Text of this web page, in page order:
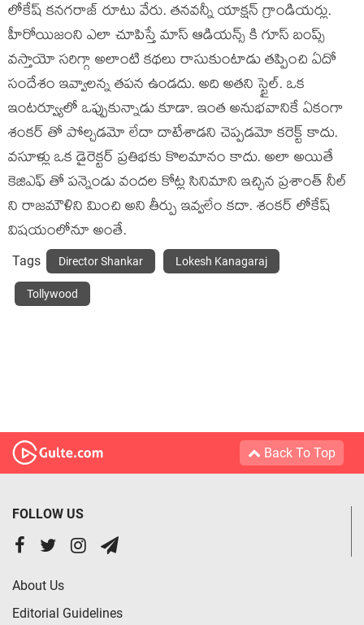
లోకేష్ కనగరాజ్ రూటు వేరు. తనవన్నీ యాక్షన్ గ్రాండియర్లు.
హీరోయిజంని ఎలా చూపిస్తే మాస్ ఆడియన్స్ కి గూస్ బంప్స్
వస్తాయో సరిగ్గా అలాంటి కథలు రాసుకుంటాడు తప్పించి ఏదో
సందేశం ఇవ్వాలన్న తపన ఉండదు. అది అతని స్టైల్. ఒక
ఇంటర్వ్యూలో ఒప్పుకున్నాడు కూడా. ఇంత అనుభవానికే ఏకంగా
శంకర్ తో పోల్చడమో లేదా దాటేశాడని చెప్పడమో కరెక్ట్ కాదు.
వసూళ్లు ఒక డైరెక్టర్ ప్రతిభకు కొలమానం కాదు. అలా అయితే
కెజిఎఫ్ తో పన్నెండు వందల కోట్ల సినిమాని ఇచ్చిన ప్రశాంత్ నీల్
ని రాజమౌళిని మించి అని తీర్పు ఇవ్వలేం కదా. శంకర్ లోకేష్
విషయంలోనూ అంతే.
Tags Director Shankar Lokesh Kanagaraj
Tollywood
Back To Top
FOLLOW US
About Us
Editorial Guidelines